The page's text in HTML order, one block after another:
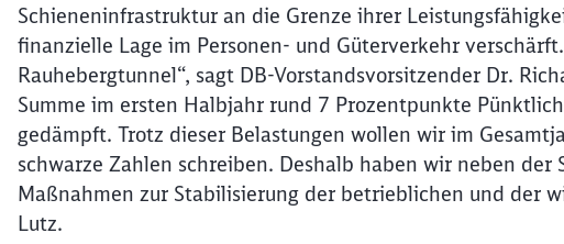
Schieneninfrastruktur an die Grenze ihrer
finanzielle Lage im Personen- und Güterverkehr
Rauhebergtunnel“, sagt DB-Vorstandsvorsitzender Dr.
Summe im ersten Halbjahr rund 7 Prozentpunkte
gedämpft. Trotz dieser Belastungen wollen wir im
schwarze Zahlen schreiben. Deshalb haben wir neben
Maßnahmen zur Stabilisierung der betrieblichen und der
Lutz.